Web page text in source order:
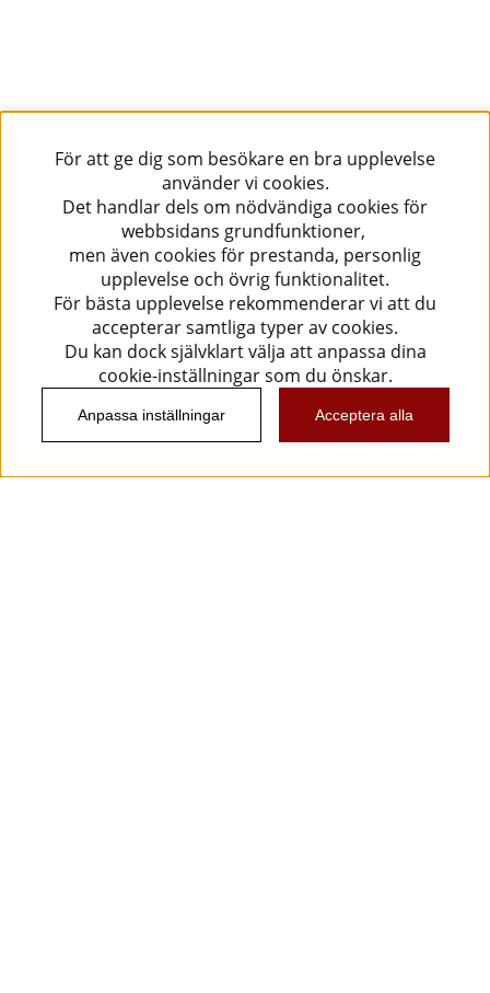
För att ge dig som besökare en bra upplevelse
använder vi cookies.
Det handlar dels om nödvändiga cookies för
webbsidans grundfunktioner,
men även cookies för prestanda, personlig
upplevelse och övrig funktionalitet.
För bästa upplevelse rekommenderar vi att du
accepterar samtliga typer av cookies.
Du kan dock självklart välja att anpassa dina
cookie-inställningar som du önskar.
Anpassa inställningar Acceptera alla